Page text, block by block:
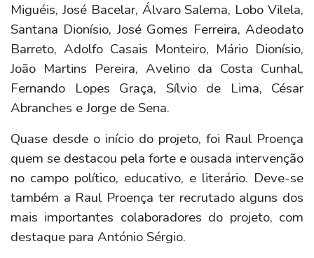
Miguéis, José Bacelar, Álvaro Salema, Lobo Vilela,
Santana Dionísio, José Gomes Ferreira, Adeodato
Barreto, Adolfo Casais Monteiro, Mário Dionísio,
João Martins Pereira, Avelino da Costa Cunhal,
Fernando Lopes Graça, Sílvio de Lima, César
Abranches e Jorge de Sena.
Quase desde o início do projeto, foi Raul Proença
quem se destacou pela forte e ousada intervenção
no campo político, educativo, e literário. Deve-se
também a Raul Proença ter recrutado alguns dos
mais importantes colaboradores do projeto, com
destaque para António Sérgio.